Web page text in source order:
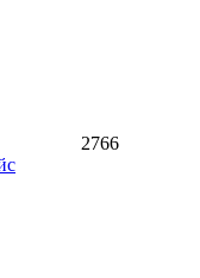
2766